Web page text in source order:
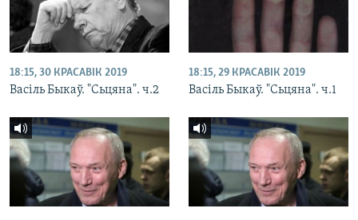
18:15, 30 КРАСАВІК 2019
Васіль Быкаў. "Сьцяна". ч.2
18:15, 29 КРАСАВІК 2019
Васіль Быкаў. "Сьцяна". ч.1